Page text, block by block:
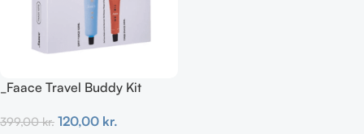
_Faace Travel Buddy Kit
399,00kr. 120,00 kr.